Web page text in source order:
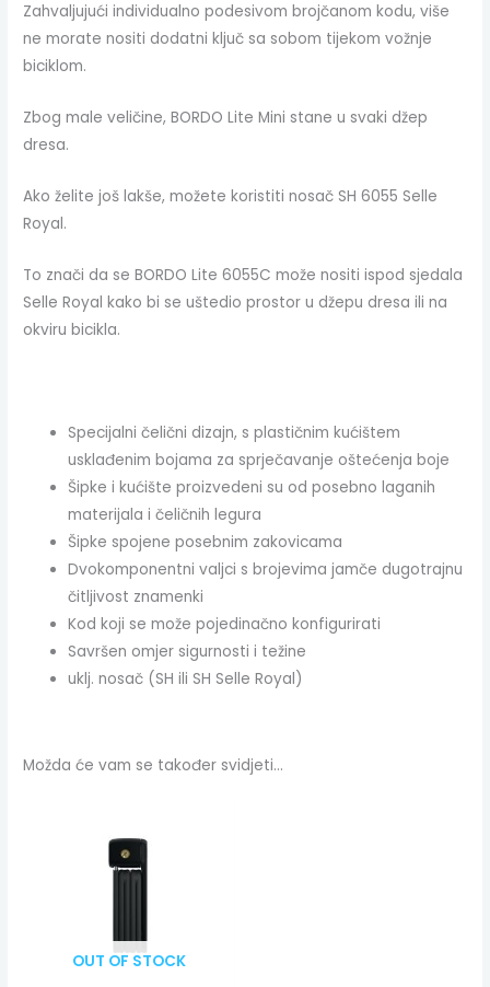
Zahvaljujući individualno podesivom brojčanom kodu, više
ne morate nositi dodatni ključ sa sobom tijekom vožnje
biciklom.
Zbog male veličine, BORDO Lite Mini stane u svaki džep
dresa.
Ako želite još lakše, možete koristiti nosač SH 6055 Selle
Royal.
To znači da se BORDO Lite 6055C može nositi ispod sjedala
Selle Royal kako bi se uštedio prostor u džepu dresa ili na
okviru bicikla.
Specijalni čelični dizajn, s plastičnim kućištem
usklađenim bojama za sprječavanje oštećenja boje
Šipke i kućište proizvedeni su od posebno laganih
materijala i čeličnih legura
Šipke spojene posebnim zakovicama
Dvokomponentni valjci s brojevima jamče dugotrajnu
čitljivost znamenki
Kod koji se može pojedinačno konfigurirati
Savršen omjer sigurnosti i težine
uklj. nosač (SH ili SH Selle Royal)
Možda će vam se također svidjeti…
OUT OF STOCK